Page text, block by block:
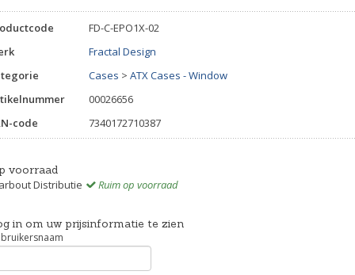
FD-C-EPO1X-02
Fractal Design
Cases > ATX Cases - Window
00026656
code
7340172710387
voorraad
Distributie
Ruim op voorraad
in om uw prijsinformatie te zien